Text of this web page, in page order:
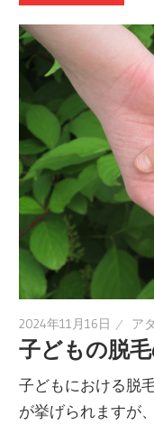
2024年11月16日 ア
子どもの脱
子どもにおける脱
が挙げられますが